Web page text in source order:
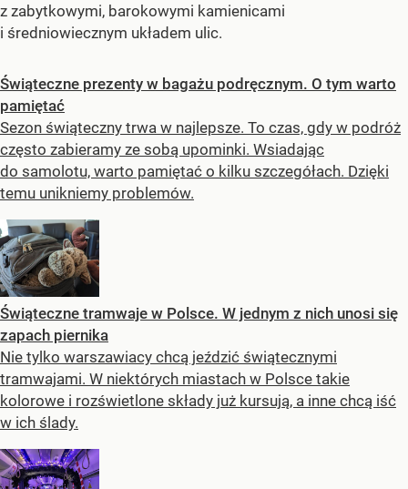
z zabytkowymi, barokowymi kamienicami
i średniowiecznym układem ulic.
Świąteczne prezenty w bagażu podręcznym. O tym warto
pamiętać
Sezon świąteczny trwa w najlepsze. To czas, gdy w podróż
często zabieramy ze sobą upominki. Wsiadając
do samolotu, warto pamiętać o kilku szczegółach. Dzięki
temu unikniemy problemów.
Świąteczne tramwaje w Polsce. W jednym z nich unosi się
zapach piernika
Nie tylko warszawiacy chcą jeździć świątecznymi
tramwajami. W niektórych miastach w Polsce takie
kolorowe i rozświetlone składy już kursują, a inne chcą iść
w ich ślady.